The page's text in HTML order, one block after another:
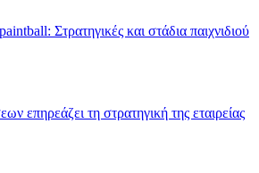
Στρατηγικές και στάδια παιχνιδιού
επηρεάζει τη στρατηγική της εταιρείας